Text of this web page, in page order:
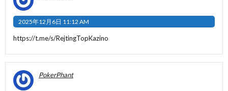
2025年12月6日 11:12 AM
https://t.me/s/RejtingTopKazino
PokerPhant